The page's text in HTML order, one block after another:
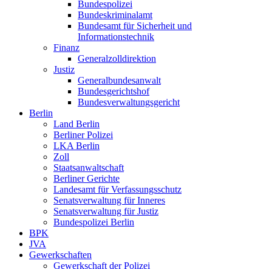
Bundespolizei
Bundeskriminalamt
Bundesamt für Sicherheit und
Informationstechnik
Finanz
Generalzolldirektion
Justiz
Generalbundesanwalt
Bundesgerichtshof
Bundesverwaltungsgericht
Berlin
Land Berlin
Berliner Polizei
LKA Berlin
Zoll
Staatsanwaltschaft
Berliner Gerichte
Landesamt für Verfassungsschutz
Senatsverwaltung für Inneres
Senatsverwaltung für Justiz
Bundespolizei Berlin
BPK
JVA
Gewerkschaften
Gewerkschaft der Polizei